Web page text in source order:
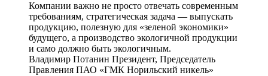
Компании важно не просто отвечать современным
требованиям, стратегическая задача — выпускать
продукцию, полезную для «зеленой экономики»
будущего, а производство экологичной продукции
и само должно быть экологичным.
Владимир Потанин Президент, Председатель
Правления ПАО «ГМК Норильский никель»